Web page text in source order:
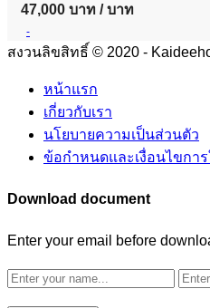
47,000 บาท / บาท
-
สงวนลิขสิทธิ์ © 2020 -
หน้าแรก
เกี่ยวกับเรา
นโยบายความเป็นส่วนตัว
ข้อกำหนดและเงื่อนไขกา
Download document
Enter your email before